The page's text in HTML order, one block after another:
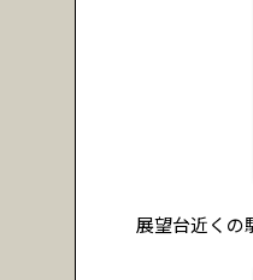
展望台近くの